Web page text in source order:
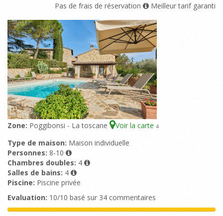
Pas de frais de réservation
Meilleur tarif garanti
Zone: Poggibonsi - La toscane Voir la carte 4
Type de maison: Maison individuelle
Personnes: 8-10
Chambres doubles: 4
Salles de bains: 4
Piscine: Piscine privée
Evaluation: 10/10 basé sur 34 commentaires